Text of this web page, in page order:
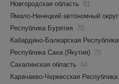
Новгородская область
81
Ямало-Ненецкий автономный округ
Республика Бурятия
78
Кабардино-Балкарская Республика
Республика Саха (Якутия) 70
Сахалинская область
64
Карачаево-Черкесская Республика